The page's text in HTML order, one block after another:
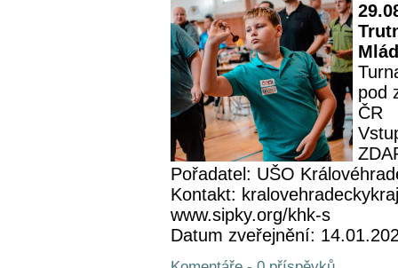
pod
ČR
Pořadatel: UŠO
Kontakt:
www.sipky.org/khk-s
Datum zveřejnění: